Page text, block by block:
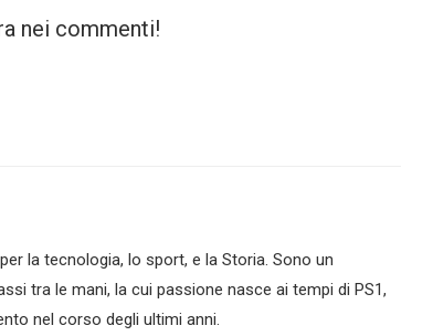
nei commenti!
la tecnologia, lo sport, e la Storia. Sono un
tra le mani, la cui passione nasce ai tempi di PS1,
nel corso degli ultimi anni.